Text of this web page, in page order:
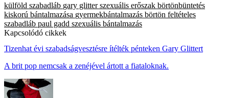
külföld szabadláb gary glitter szexuális erőszak börtönbüntetés
kiskorú bántalmazása gyermekbántalmazás börtön feltételes
szabadláb paul gadd szexuális bántalmazás
Kapcsolódó cikkek
Tizenhat évi szabadságvesztésre ítélték pénteken Gary Glittert
A brit pop nemcsak a zenéjével ártott a fiataloknak.